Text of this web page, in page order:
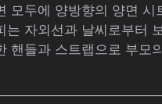
모두에 양방향의 양면
는 자외선과 날씨로부터
핸들과 스트랩으로 부모